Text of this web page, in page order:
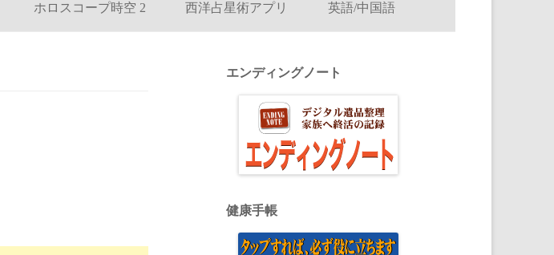
ホロスコープ時空 2 西洋占星術アプリ 英語/中国語
エンディングノート
健康手帳